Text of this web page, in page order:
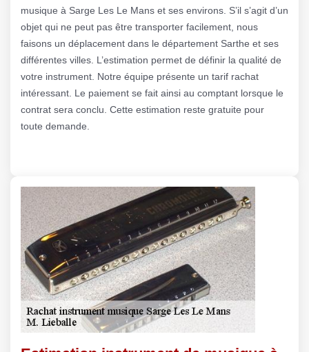
musique à Sarge Les Le Mans et ses environs. S’il s’agit d’un
objet qui ne peut pas être transporter facilement, nous
faisons un déplacement dans le département Sarthe et ses
différentes villes. L’estimation permet de définir la qualité de
votre instrument. Notre équipe présente un tarif rachat
intéressant. Le paiement se fait ainsi au comptant lorsque le
contrat sera conclu. Cette estimation reste gratuite pour
toute demande.